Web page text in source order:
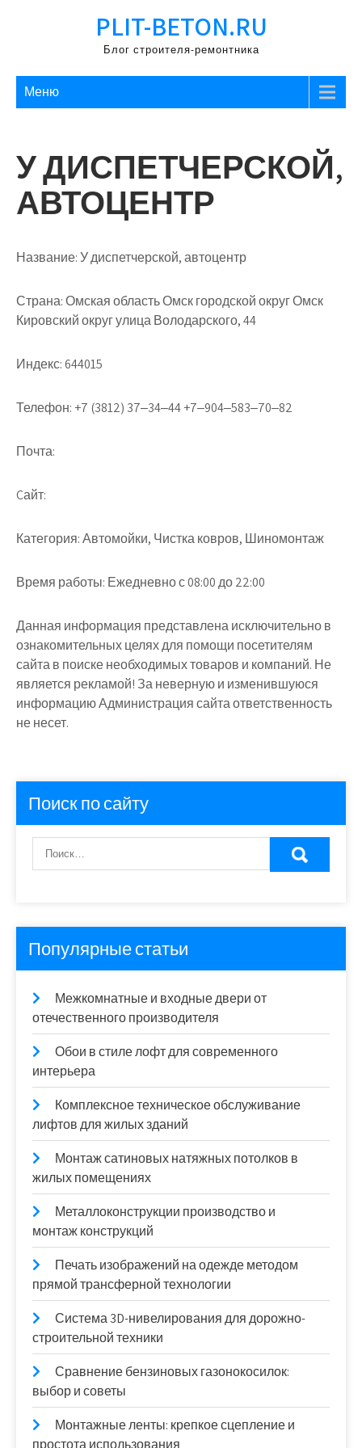
PLIT-BETON.RU
Блог строителя-ремонтника
Меню
У ДИСПЕТЧЕРСКОЙ,
АВТОЦЕНТР
Название:У диспетчерской, автоцентр
Страна:Омская область Омск городской округ Омск
Кировский округ улица Володарского, 44
Индекс:644015
Телефон: +7 (3812) 37‒34‒44 +7‒904‒583‒70‒82
Почта:
Cайт:
Категория:Автомойки, Чистка ковров, Шиномонтаж
Время работы: Ежедневно с 08:00 до 22:00
Данная информация представлена исключительно в
ознакомительных целях для помощи посетителям
сайта в поиске необходимых товаров и компаний. Не
является рекламой! За неверную и изменившуюся
информацию Администрация сайта ответственность
не несет.
Поиск по сайту
Популярные статьи
Межкомнатные и входные двери от
отечественного производителя
Обои в стиле лофт для современного
интерьера
Комплексное техническое обслуживание
лифтов для жилых зданий
Монтаж сатиновых натяжных потолков в
жилых помещениях
Металлоконструкции производство и
монтаж конструкций
Печать изображений на одежде методом
прямой трансферной технологии
Система 3D-нивелирования для дорожно-
строительной техники
Сравнение бензиновых газонокосилок:
выбор и советы
Монтажные ленты: крепкое сцепление и
простота использования